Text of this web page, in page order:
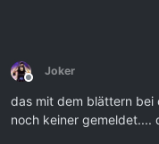
Offline
Joker
das mit dem blättern bei
noch keiner gemeldet....